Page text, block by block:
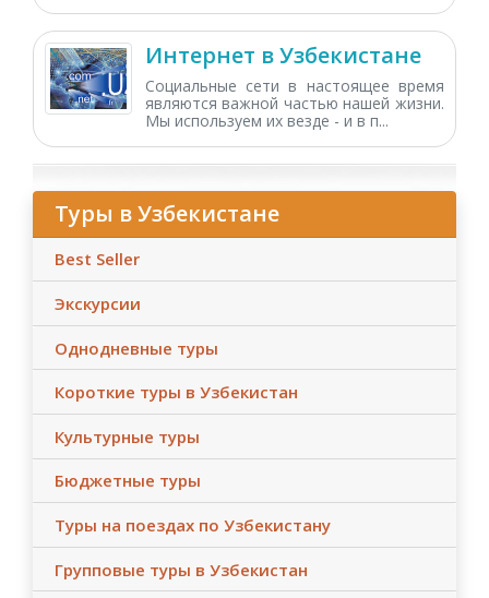
Интернет в Узбекистане
Социальные сети в настоящее время
являются важной частью нашей жизни.
Мы используем их везде - и в п...
Туры в Узбекистане
Best Seller
Экскурсии
Однодневные туры
Короткие туры в Узбекистан
Культурные туры
Бюджетные туры
Туры на поездах по Узбекистану
Групповые туры в Узбекистан